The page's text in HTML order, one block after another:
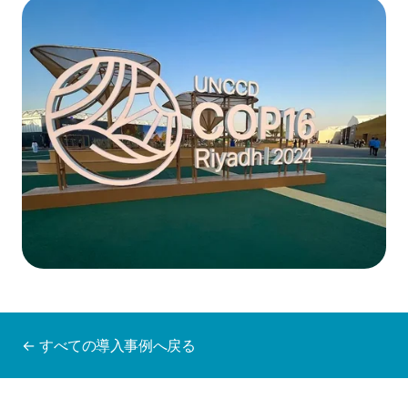
← すべての導入事例へ戻る